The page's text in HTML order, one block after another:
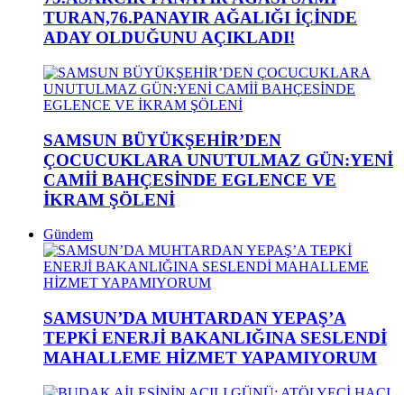
TURAN,76.PANAYIR AĞALIĞI İÇİNDE
ADAY OLDUĞUNU AÇIKLADI!
SAMSUN BÜYÜKŞEHİR’DEN
ÇOCUCUKLARA UNUTULMAZ GÜN:YENİ
CAMİİ BAHÇESİNDE EGLENCE VE
İKRAM ŞÖLENİ
Gündem
SAMSUN’DA MUHTARDAN YEPAŞ’A
TEPKİ ENERJİ BAKANLIĞINA SESLENDİ
MAHALLEME HİZMET YAPAMIYORUM